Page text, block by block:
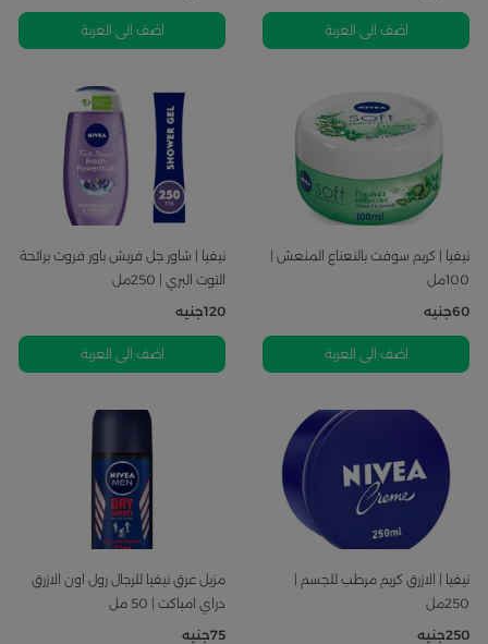
اضف الى العربة اضف الى العربة
نيفيا | كريم سوفت بالنعناع المنعش |
100مل
60جنيه
اضف الى العربة
نيفيا | شاور جل فريش باور فروت برائحة
التوت البري | 250مل
120جنيه
اضف الى العربة
نيفيا | الازرق كريم مرطب للجسم |
250مل
250جنيه
مزيل عرق نيفيا للرجال رول اون الازرق
دراي امباكت | 50 مل
75جنيه